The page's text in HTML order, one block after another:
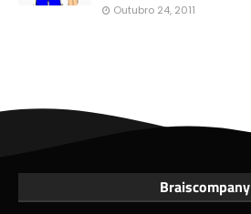
Outubro 24, 2011
Braiscompany